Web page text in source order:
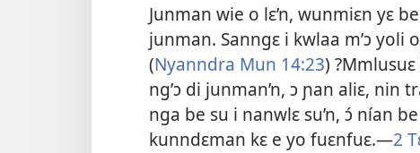
Junman wie o lɛ’n, wunmiɛn yɛ
junman. Sanngɛ i kwlaa m’ɔ yoli
(Nyanndra Mun 14:23)
ng’ɔ di junman’n, ɔ ɲan aliɛ, nin
nga be su i nanwlɛ su’n, ɔ́ nían
kunndɛman kɛ e yo fuɛnfuɛ.—2